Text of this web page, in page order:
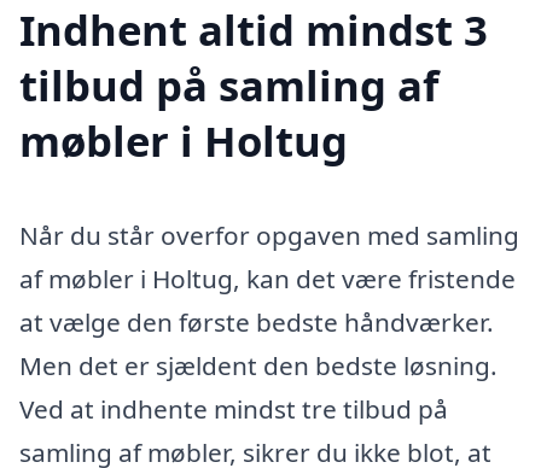
Indhent altid mindst 3
tilbud på samling af
møbler i Holtug
Når du står overfor opgaven med samling
af møbler i Holtug, kan det være fristende
at vælge den første bedste håndværker.
Men det er sjældent den bedste løsning.
Ved at indhente mindst tre tilbud på
samling af møbler, sikrer du ikke blot, at